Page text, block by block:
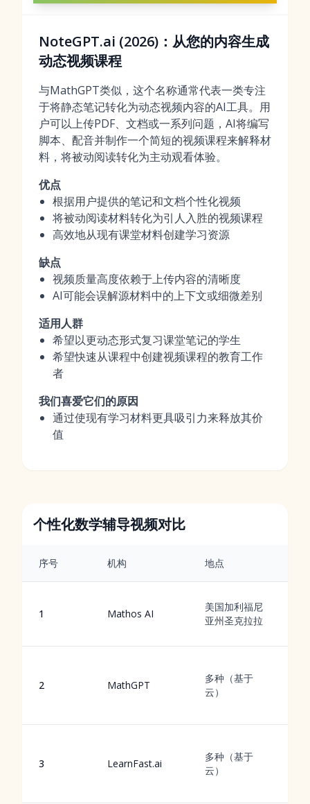
NoteGPT.ai (2026)：从您的内容生成
动态视频课程
与MathGPT类似，这个名称通常代表一类专注
于将静态笔记转化为动态视频内容的AI工具。用
户可以上传PDF、文档或一系列问题，AI将编写
脚本、配音并制作一个简短的视频课程来解释材
料，将被动阅读转化为主动观看体验。
优点
根据用户提供的笔记和文档个性化视频
将被动阅读材料转化为引人入胜的视频课程
高效地从现有课堂材料创建学习资源
缺点
视频质量高度依赖于上传内容的清晰度
AI可能会误解源材料中的上下文或细微差别
适用人群
希望以更动态形式复习课堂笔记的学生
希望快速从课程中创建视频课程的教育工作
者
我们喜爱它们的原因
通过使现有学习材料更具吸引力来释放其价
值
个性化数学辅导视频对比
序号 机构 地点
1 Mathos AI
美国加利福尼
亚州圣克拉拉
2 MathGPT
多种（基于
云）
3 LearnFast.ai
多种（基于
云）